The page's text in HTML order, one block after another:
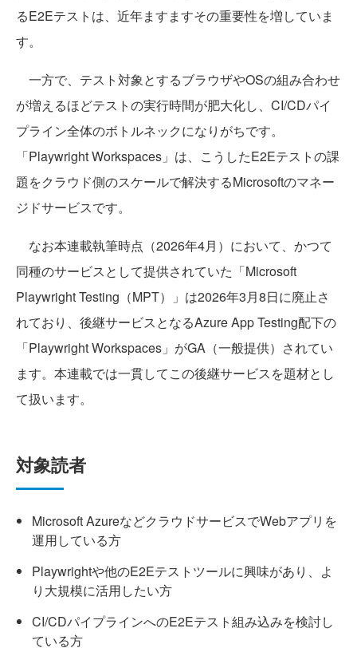
るE2Eテストは、近年ますますその重要性を増していま
す。
一方で、テスト対象とするブラウザやOSの組み合わせ
が増えるほどテストの実行時間が肥大化し、CI/CDパイ
プライン全体のボトルネックになりがちです。
「Playwright Workspaces」は、こうしたE2Eテストの課
題をクラウド側のスケールで解決するMicrosoftのマネー
ジドサービスです。
なお本連載執筆時点（2026年4月）において、かつて
同種のサービスとして提供されていた「Microsoft
Playwright Testing（MPT）」は2026年3月8日に廃止さ
れており、後継サービスとなるAzure App Testing配下の
「Playwright Workspaces」がGA（一般提供）されてい
ます。本連載では一貫してこの後継サービスを題材とし
て扱います。
対象読者
Microsoft AzureなどクラウドサービスでWebアプリを
運用している方
Playwrightや他のE2Eテストツールに興味があり、よ
り大規模に活用したい方
CI/CDパイプラインへのE2Eテスト組み込みを検討し
ている方